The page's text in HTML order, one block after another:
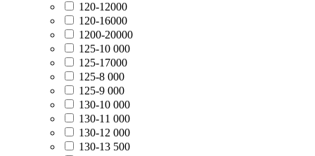
120-12000
120-16000
1200-20000
125-10 000
125-17000
125-8 000
125-9 000
130-10 000
130-11 000
130-12 000
130-13 500